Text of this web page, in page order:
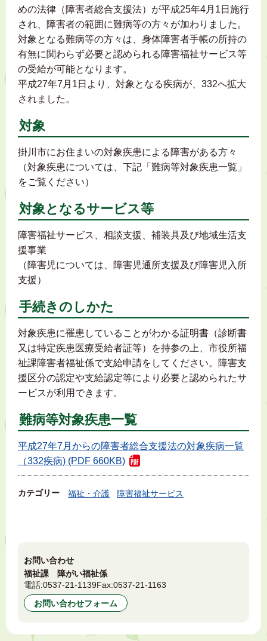
めの法律（障害者総合支援法）が平成25年4月1日施行
され、障害者の範囲に難病等の方々が加わりました。
対象となる難病等の方々は、身体障害者手帳の所持の
有無に関わらず必要と認められる障害福祉サービス等
の受給が可能となります。
平成27年7月1日より、対象となる疾病が、332へ拡大
されました。
対象
掛川市にお住まいの対象疾患による障害がある方々
（対象疾患については、下記「難病等対象疾患一覧」
をご覧ください）
対象となるサービス等
障害福祉サービス、相談支援、補装具及び地域生活支
援事業
（障害児については、障害児通所支援及び障害児入所
支援）
手続きのしかた
対象疾患に罹患していることがわかる証明書（診断書
又は特定疾患医療受給者証等）を持参の上、市役所福
祉課障害者福祉係で支給申請をしてください。障害支
援区分の認定や支給認定等により必要と認められたサ
ービスが利用できます。
難病等対象疾患一覧
平成27年7月からの障害者総合支援法の対象疾病一覧
（332疾病) (PDF 660KB)
カテゴリー 福祉・介護 障害福祉サービス
お問い合わせ
福祉課 障がい福祉係
電話:0537-21-1139Fax:0537-21-1163
お問い合わせフォーム